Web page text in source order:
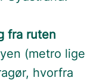
fra ruten
(metro lige
hvorfra